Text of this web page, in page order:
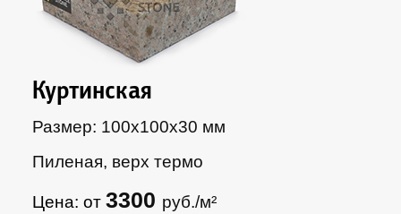
Куртинская
Размер: 100х100х30 мм
Пиленая, верх термо
Цена: от3300 руб./м²